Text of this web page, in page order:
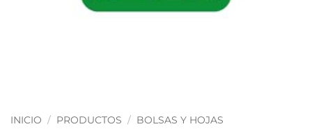
INICIO / PRODUCTOS / BOLSAS Y HOJAS